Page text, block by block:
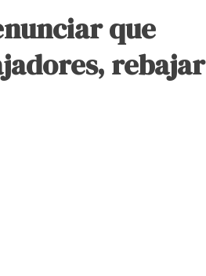
que
rebajar